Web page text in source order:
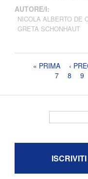
AUTORE/I:
NICOLA ALBERTO DE
GRETA SCHONHAUT
Pagine« PRIMA ‹
7
8 9